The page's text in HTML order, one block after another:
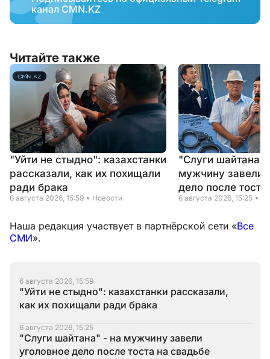
канал CMN.KZ
Читайте также
"Уйти не стыдно": казахстанки
рассказали, как их похищали
ради брака
6 августа 2026, 15:59 Новости
"Слуги шайтана"
мужчину завели
дело после
6 августа 2026, 15:25
Наша редакция участвует в партнёрской сети «Все
СМИ».
6 августа 2026, 15:59
"Уйти не стыдно": казахстанки рассказали,
как их похищали ради брака
6 августа 2026, 15:25
"Слуги шайтана" - на мужчину завели
уголовное дело после тоста на свадьбе